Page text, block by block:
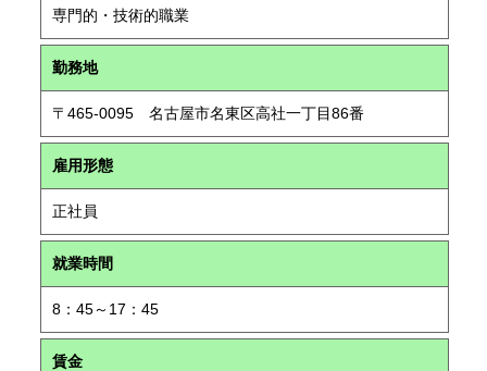
専門的・技術的職業
勤務地
〒465-0095 名古屋市名東区高社一丁目86番
雇用形態
正社員
就業時間
8：45～17：45
賃金